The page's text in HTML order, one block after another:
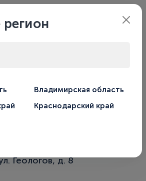
Владимирская
Геологов, д. 8
Владимирская область
Краснодарский край